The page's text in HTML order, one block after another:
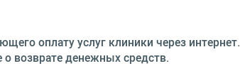
оплату услуг клиники через интернет.
возврате денежных средств.